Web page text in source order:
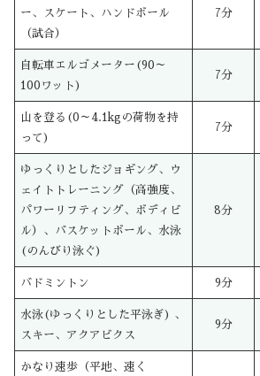
ー、スケート、ハンドボール
（試合）
7分
自転車エルゴメーター(90～
100ワット)
7分
山を登る(0～4.1kgの荷物を持
って)
7分
ゆっくりとしたジョギング、ウ
ェイトトレーニング（高強度、
パワーリフティング、ボディビ
ル）、バスケットボール、水泳
(のんびり泳ぐ)
8分
バドミントン 9分
水泳(ゆっくりとした平泳ぎ) 、
スキー、アクアビクス
9分
かなり速歩（平地、速く